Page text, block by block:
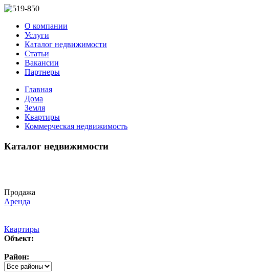
О компании
Услуги
Каталог недвижимости
Статьи
Вакансии
Партнеры
Главная
Дома
Земля
Квартиры
Коммерческая недвижимость
Каталог недвижимости
Продажа
Аренда
Квартиры
Объект:
Район: